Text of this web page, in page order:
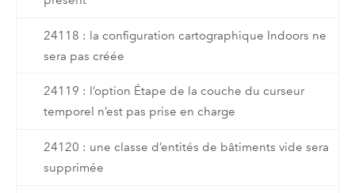
24118 : la configuration cartographique Indoors ne
sera pas créée
24119 : l’option Étape de la couche du curseur
temporel n’est pas prise en charge
24120 : une classe d’entités de bâtiments vide sera
supprimée